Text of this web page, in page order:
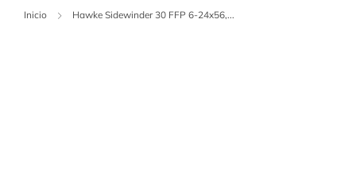
Inicio Hawke Sidewinder 30 FFP 6-24x56,...